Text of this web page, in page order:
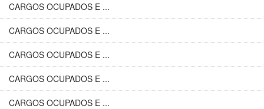
CARGOS OCUPADOS E ...
CARGOS OCUPADOS E ...
CARGOS OCUPADOS E ...
CARGOS OCUPADOS E ...
CARGOS OCUPADOS E ...